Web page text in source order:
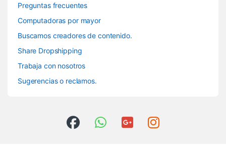
Preguntas frecuentes
Computadoras por mayor
Buscamos creadores de contenido.
Share Dropshipping
Trabaja con nosotros
Sugerencias o reclamos.